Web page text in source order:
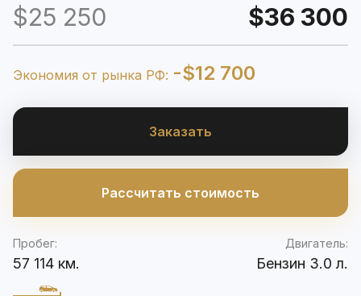
$25 250 $36 300
Экономия от рынка РФ: -$12 700
Заказать
Рассчитать стоимость
Пробег:
57 114 км.
Двигатель:
Бензин 3.0 л.